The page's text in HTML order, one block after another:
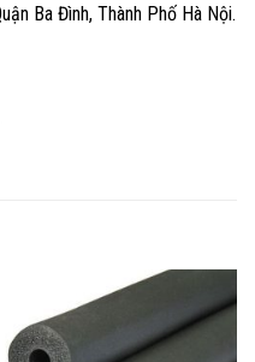
Ba Đình, Thành Phố Hà Nội.